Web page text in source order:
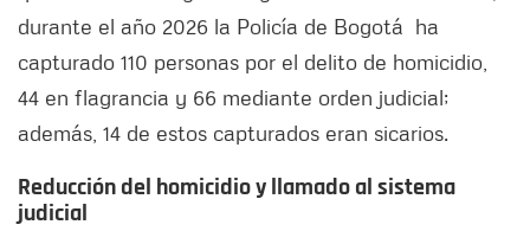
durante el año 2026 la Policía de Bogotá ha
capturado 110 personas por el delito de homicidio,
44 en flagrancia y 66 mediante orden judicial;
además, 14 de estos capturados eran sicarios.
Reducción del homicidio y llamado al sistema
judicial